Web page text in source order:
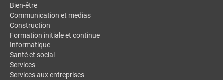
Bien-être
Communication et medias
Construction
Formation initiale et continue
Informatique
Santé et social
Services
Services aux entreprises